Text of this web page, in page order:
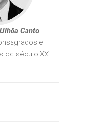
Canto
e
do século XX